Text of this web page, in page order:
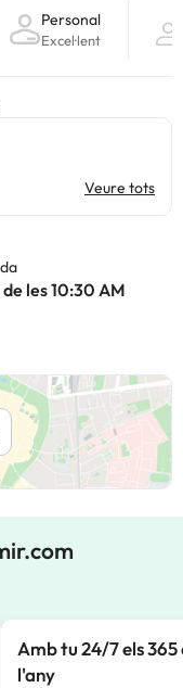
Personal
Excel·lent
Veure tots
les 10:30 AM
Amb tu 24/7 els 365
l'any